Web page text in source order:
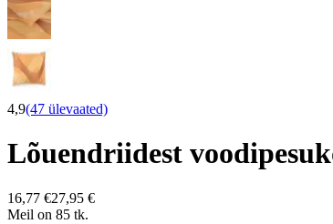
4,9(47 ülevaated)
Lõuendriidest
16,77 €27,95 €
Meil on 85 tk.